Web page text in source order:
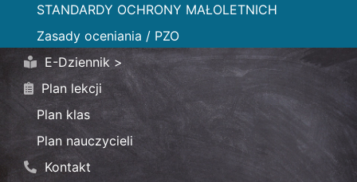
STANDARDY OCHRONY MAŁOLETNICH
Zasady oceniania / PZO
E-Dziennik >
Plan lekcji
Plan klas
Plan nauczycieli
Kontakt